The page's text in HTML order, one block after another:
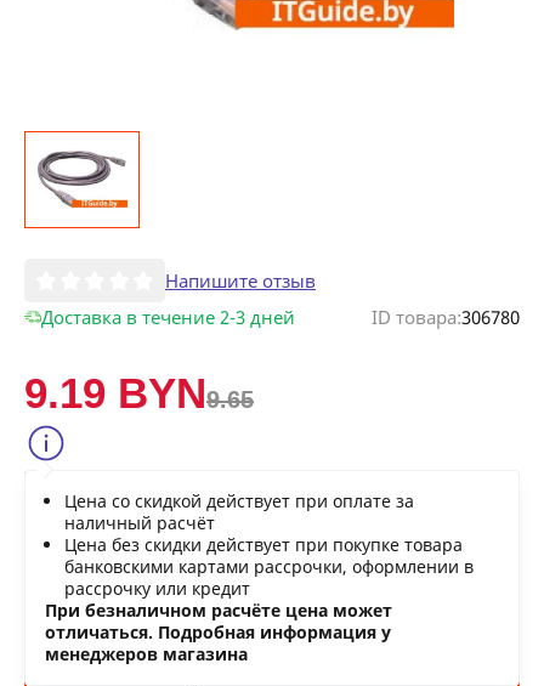
Напишите отзыв
Доставка в течение 2-3 дней
ID товара:306780
9.19 BYN9.65
Цена со скидкой действует при оплате за
наличный расчёт
Цена без скидки действует при покупке товара
банковскими картами рассрочки, оформлении в
рассрочку или кредит
При безналичном расчёте цена может
отличаться. Подробная информация у
менеджеров магазина
Нашли дешевле?